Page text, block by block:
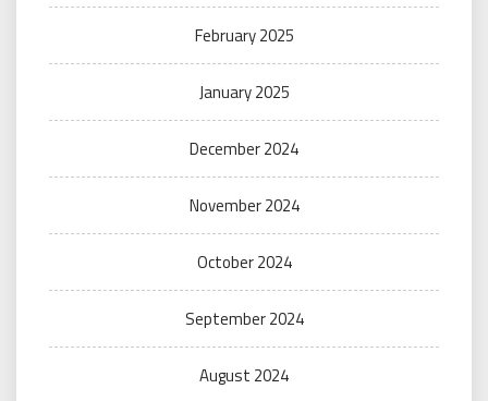
February 2025
January 2025
December 2024
November 2024
October 2024
September 2024
August 2024